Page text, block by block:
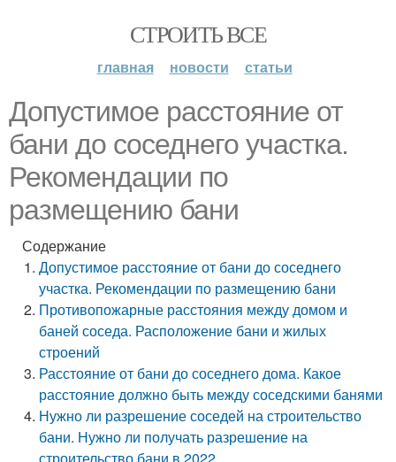
СТРОИТЬ ВСЕ
главная новости статьи
Допустимое расстояние от
бани до соседнего участка.
Рекомендации по
размещению бани
Содержание
Допустимое расстояние от бани до соседнего
участка. Рекомендации по размещению бани
Противопожарные расстояния между домом и
баней соседа. Расположение бани и жилых
строений
Расстояние от бани до соседнего дома. Какое
расстояние должно быть между соседскими банями
Нужно ли разрешение соседей на строительство
бани. Нужно ли получать разрешение на